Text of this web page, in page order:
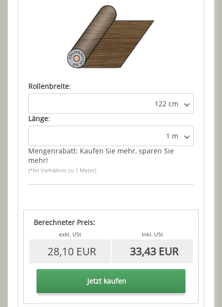
Rollenbreite:
122 cm
Länge:
1 m
Mengenrabatt: Kaufen Sie mehr, sparen Sie
mehr!
(*Im Verhältnis zu 1 Meter)
Berechneter Preis:
exkl. USt Inkl. USt
28,10 EUR 33,43 EUR
Jetzt kaufen